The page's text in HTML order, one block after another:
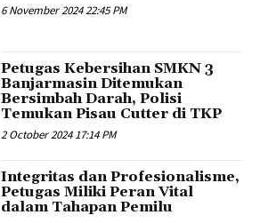
6 November 2024 22:45 PM
Petugas Kebersihan SMKN 3
Banjarmasin Ditemukan
Bersimbah Darah, Polisi
Temukan Pisau Cutter di TKP
2 October 2024 17:14 PM
Integritas dan Profesionalisme,
Petugas Miliki Peran Vital
dalam Tahapan Pemilu